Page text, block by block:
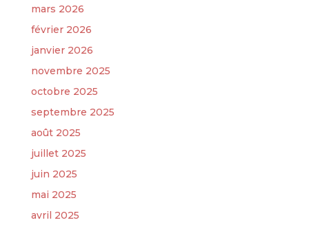
mars 2026
février 2026
janvier 2026
novembre 2025
octobre 2025
septembre 2025
août 2025
juillet 2025
juin 2025
mai 2025
avril 2025